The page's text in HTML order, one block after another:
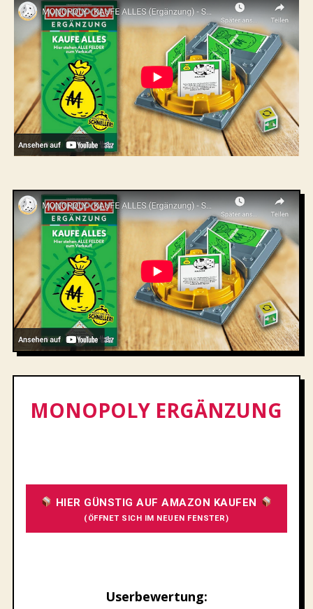
MONOPOLY ERGÄNZUNG
HIER GÜNSTIG AUF AMAZON KAUFEN
(ÖFFNET SICH IM NEUEN FENSTER)
Userbewertung: